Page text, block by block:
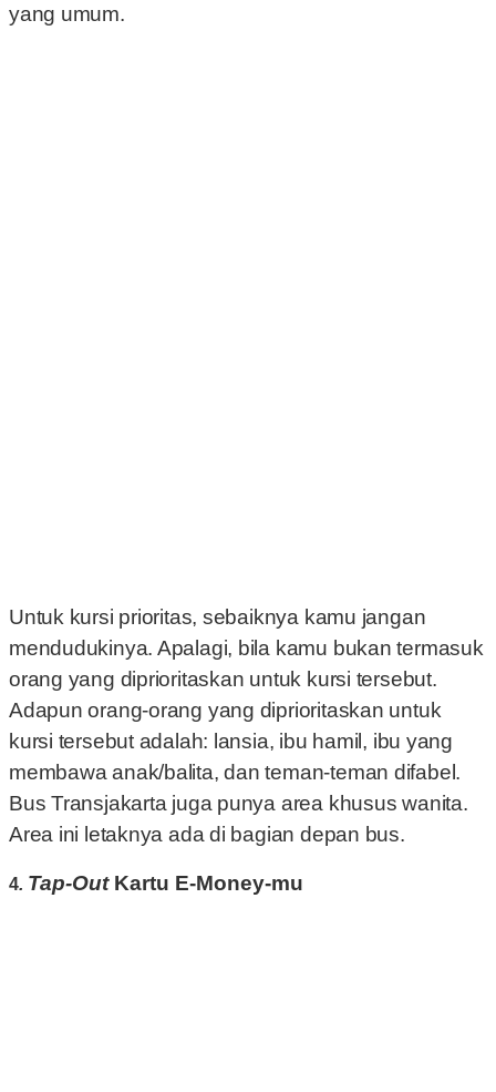
yang umum.
Untuk kursi prioritas, sebaiknya kamu jangan
mendudukinya. Apalagi, bila kamu bukan termasuk
orang yang diprioritaskan untuk kursi tersebut.
Adapun orang-orang yang diprioritaskan untuk
kursi tersebut adalah: lansia, ibu hamil, ibu yang
membawa anak/balita, dan teman-teman difabel.
Bus Transjakarta juga punya area khusus wanita.
Area ini letaknya ada di bagian depan bus.
4. Tap-Out Kartu E-Money-mu